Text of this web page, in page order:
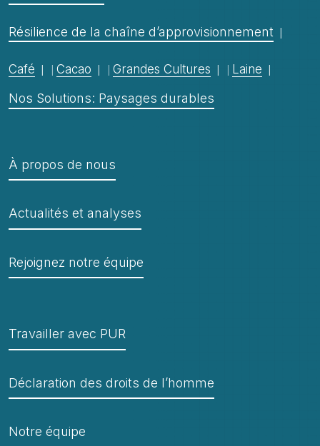
Résilience de la chaîne d’approvisionnement
Café Cacao Grandes Cultures Laine
Nos Solutions: Paysages durables
À propos de nous
Actualités et analyses
Rejoignez notre équipe
Travailler avec PUR
Déclaration des droits de l’homme
Notre équipe